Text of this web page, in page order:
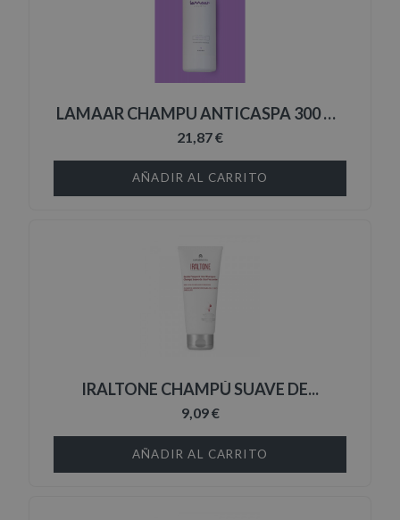
LAMAAR CHAMPU ANTICASPA 300 ML
21,87 €
AÑADIR AL CARRITO
IRALTONE CHAMPÚ SUAVE DE...
9,09 €
AÑADIR AL CARRITO